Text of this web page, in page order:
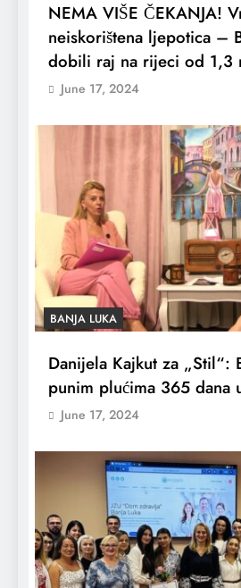
NEMA VIŠE ČEKANJA!
neiskorištena ljepotica –
dobili raj na rijeci od 1,3
June 17, 2024
BANJA LUKA
Danijela Kajkut za „Stil“:
punim plućima 365 dana
June 17, 2024